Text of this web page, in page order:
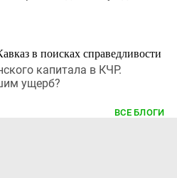
в поисках справедливости
капитала в КЧР.
ущерб?
ВСЕ БЛОГИ